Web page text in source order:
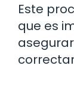
Este
que es